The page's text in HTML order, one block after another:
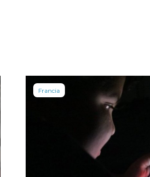
Francia